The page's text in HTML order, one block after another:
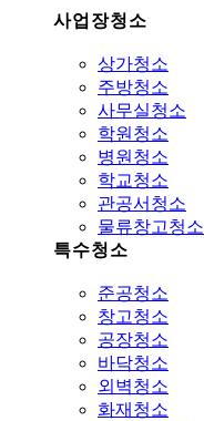
사업장청소
상가청소
주방청소
사무실청소
학원청소
병원청소
학교청소
관공서청소
물류창고청소
특수청소
준공청소
창고청소
공장청소
바닥청소
외벽청소
화재청소